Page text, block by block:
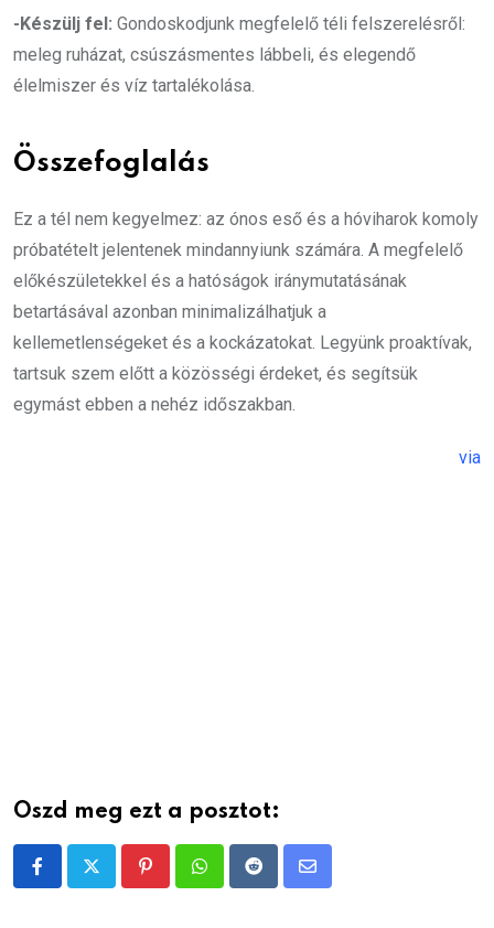
-Készülj fel: Gondoskodjunk megfelelő téli felszerelésről:
meleg ruházat, csúszásmentes lábbeli, és elegendő
élelmiszer és víz tartalékolása.
Összefoglalás
Ez a tél nem kegyelmez: az ónos eső és a hóviharok komoly
próbatételt jelentenek mindannyiunk számára. A megfelelő
előkészületekkel és a hatóságok iránymutatásának
betartásával azonban minimalizálhatjuk a
kellemetlenségeket és a kockázatokat. Legyünk proaktívak,
tartsuk szem előtt a közösségi érdeket, és segítsük
egymást ebben a nehéz időszakban.
via
Oszd meg ezt a posztot:
PinterestWhatsappRedditShare